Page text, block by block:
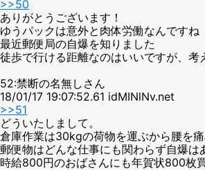
>>50
ありがとうございます！
ゆうパックは意外と肉体労働なんですね
最近郵便局の自爆を知りました
徒歩で行ける距離なのはいいですが、考
52:禁断の名無しさん
18/01/17 19:07:52.61 idMINlNv.net
>>51
どういたしまして。
倉庫作業は30kgの荷物を運ぶから腰を痛
郵便物はどんな仕事にも関わらず自爆は
時給800円のおばさんにも年賀状800枚